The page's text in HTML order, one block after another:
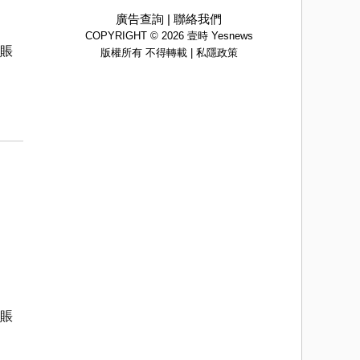
廣告查詢 | 聯絡我們
COPYRIGHT © 2026 壹時 Yesnews
版權所有 不得轉載 | 私隱政策